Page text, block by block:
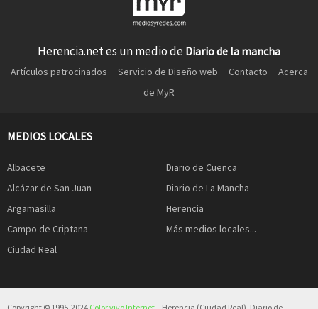
Herencia.net es un medio de Diario de la mancha
Artículos patrocinados Servicio de Diseño web Contacto
Acerca
de MyR
MEDIOS LOCALES
Albacete
Alcázar de San Juan
Argamasilla
Campo de Criptana
Ciudad Real
Diario de Cuenca
Diario de La Mancha
Herencia
Más medios locales...